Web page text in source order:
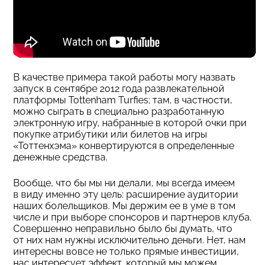
В качестве примера такой работы могу назвать
запуск в сентябре 2012 года развлекательной
платформы Tottenham Turfies; там, в частности,
можно сыграть в специально разработанную
электронную игру, набранные в которой очки при
покупке атрибутики или билетов на игры
«Тоттенхэма» конвертируются в определенные
денежные средства.
Вообще, что бы мы ни делали, мы всегда имеем
в виду именно эту цель: расширение аудитории
наших болельщиков. Мы держим ее в уме в том
числе и при выборе спонсоров и партнеров клуба.
Совершенно неправильно было бы думать, что
от них нам нужны исключительно деньги. Нет, нам
интересны вовсе не только прямые инвестиции,